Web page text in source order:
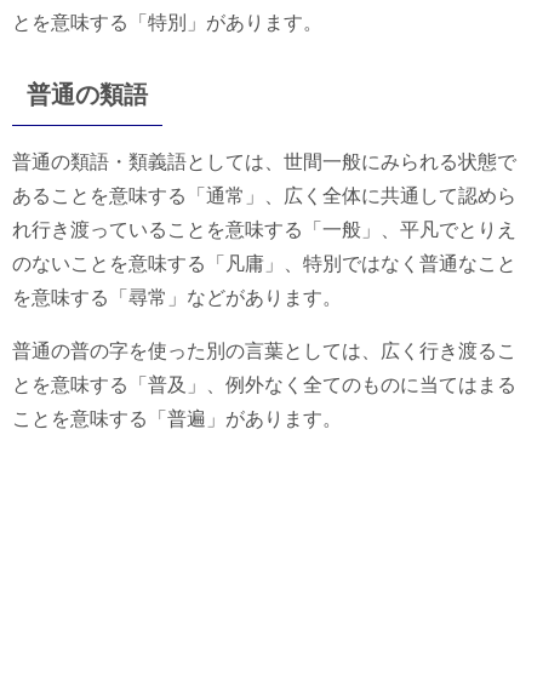
とを意味する「特別」があります。
普通の類語
普通の類語・類義語としては、世間一般にみられる状態で
あることを意味する「通常」、広く全体に共通して認めら
れ行き渡っていることを意味する「一般」、平凡でとりえ
のないことを意味する「凡庸」、特別ではなく普通なこと
を意味する「尋常」などがあります。
普通の普の字を使った別の言葉としては、広く行き渡るこ
とを意味する「普及」、例外なく全てのものに当てはまる
ことを意味する「普遍」があります。